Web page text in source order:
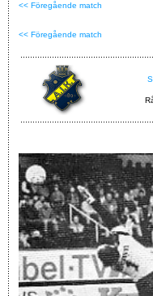
<< Föregående match
<< Föregående match